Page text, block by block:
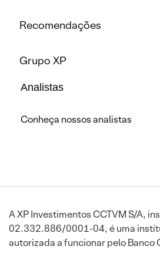
Recomendações
Grupo XP
Analistas
Conheça nossos analistas
A XP Investimentos CCTVM S/A,
02.332.886/0001-04, é uma
autorizada a funcionar pelo Banco